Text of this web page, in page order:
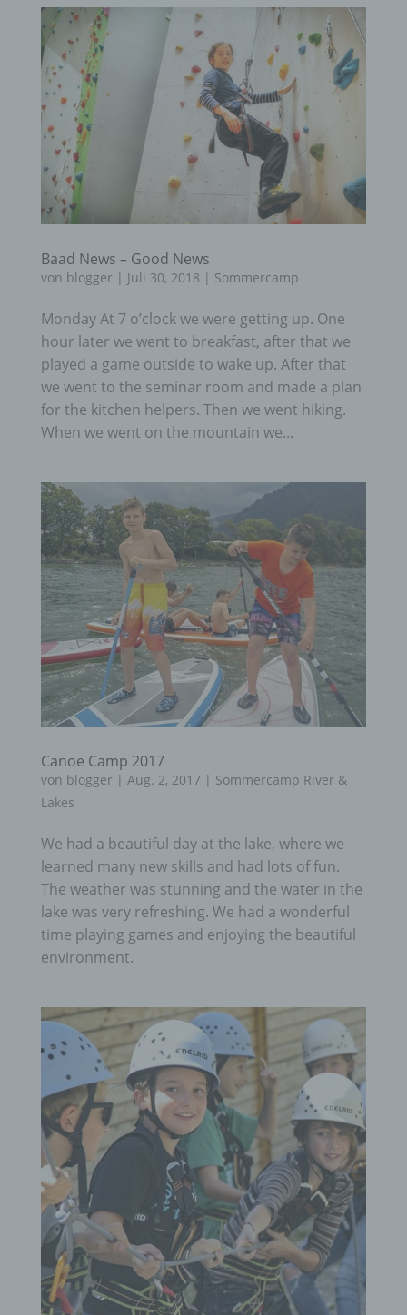
Baad News – Good News
von blogger | Juli 30, 2018 | Sommercamp
Monday At 7 o’clock we were getting up. One
hour later we went to breakfast, after that we
played a game outside to wake up. After that
we went to the seminar room and made a plan
for the kitchen helpers. Then we went hiking.
When we went on the mountain we...
Canoe Camp 2017
von blogger | Aug. 2, 2017 | Sommercamp River &
Lakes
We had a beautiful day at the lake, where we
learned many new skills and had lots of fun.
The weather was stunning and the water in the
lake was very refreshing. We had a wonderful
time playing games and enjoying the beautiful
environment.